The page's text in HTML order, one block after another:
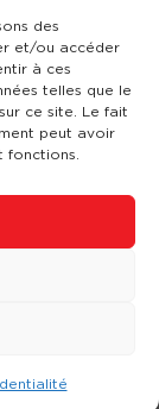
des
et/ou accéder
à ces
telles que le
ce site. Le fait
peut avoir
fonctions.